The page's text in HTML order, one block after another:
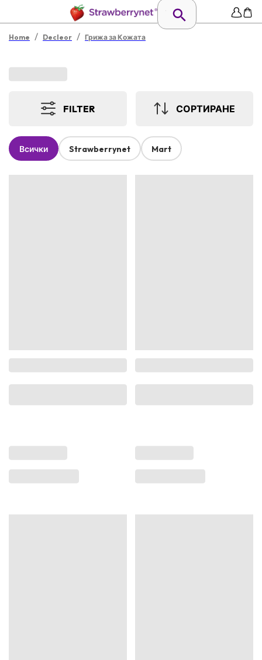
Home / Decleor / Грижа за Кожата
FILTER СОРТИРАНЕ
Всички Strawberrynet Mart